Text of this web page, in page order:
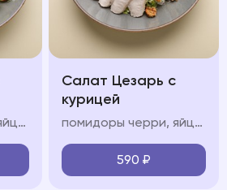
помидоры черри, яйцо всмятку, креветки, соус «цезарь», зерновые крутоны
Салат Цезарь с
курицей
помидоры черри, яйцо всмятку, курица, соус «цезарь», зерновые крутоны
590 ₽